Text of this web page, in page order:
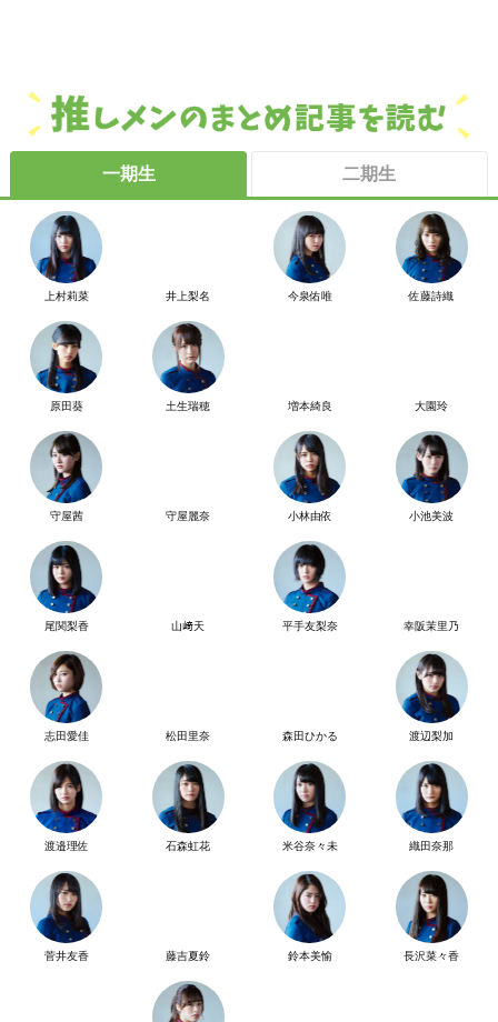
一期生 二期生
上村莉菜 井上梨名 今泉佑唯 佐藤詩織
原田葵 土生瑞穂 増本綺良 大園玲
守屋茜 守屋麗奈 小林由依 小池美波
尾関梨香 山﨑天 平手友梨奈 幸阪茉里乃
志田愛佳 松田里奈 森田ひかる 渡辺梨加
渡邉理佐 石森虹花 米谷奈々未 織田奈那
菅井友香 藤吉夏鈴 鈴本美愉 長沢菜々香